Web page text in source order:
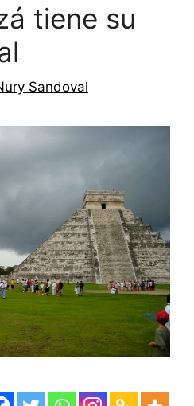
tiene su
Sandoval